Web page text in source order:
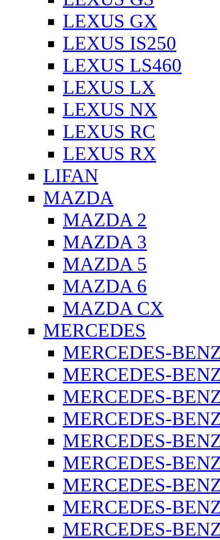
LEXUS GX
LEXUS IS250
LEXUS LS460
LEXUS LX
LEXUS NX
LEXUS RC
LEXUS RX
LIFAN
MAZDA
MAZDA 2
MAZDA 3
MAZDA 5
MAZDA 6
MAZDA CX
MERCEDES
MERCEDES-
MERCEDES-
MERCEDES-
MERCEDES-
MERCEDES-
MERCEDES-
MERCEDES-
MERCEDES-
MERCEDES-